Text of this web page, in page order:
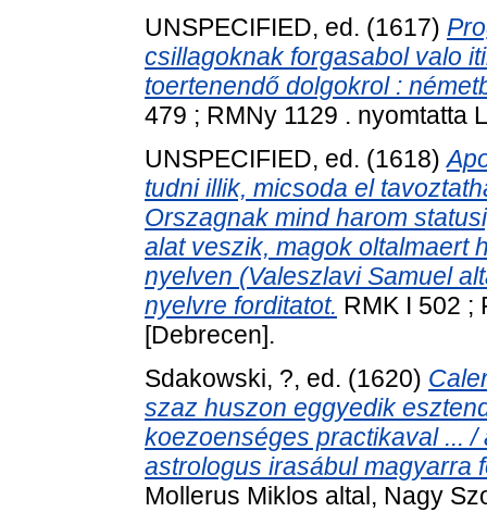
UNSPECIFIED, ed. (1617)
csillagoknak forgasabol valo
toertenendő dolgokrol :
479 ; RMNy 1129 . nyomtatta
UNSPECIFIED, ed. (1618)
tudni illik, micsoda el
Orszagnak mind harom
alat veszik, magok oltalmaert
nyelven (Valeszlavi Samuel
nyelvre forditatot. RMK I 502 ;
[Debrecen].
Sdakowski, ?, ed. (1620)
szaz huszon eggyedik
koezoenséges practikaval ...
astrologus irasábul magyarra
Mollerus Miklos altal, Nagy